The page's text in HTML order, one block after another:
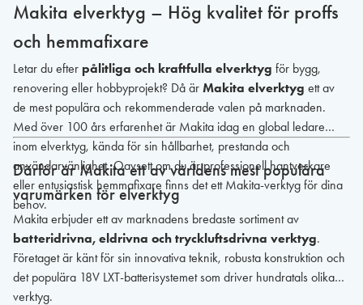
Makita elverktyg – Hög kvalitet för proffs
och hemmafixare
Letar du efter pålitliga och kraftfulla elverktyg för bygg,
renovering eller hobbyprojekt? Då är Makita elverktyg ett av
de mest populära och rekommenderade valen på marknaden.
Med över 100 års erfarenhet är Makita idag en global ledare
inom elverktyg, kända för sin hållbarhet, prestanda och
användarvänlighet. Oavsett om du är professionell hantverkare
eller entusiastisk hemmafixare finns det ett Makita-verktyg för dina
behov.
Därför är Makita ett av världens mest populära
varumärken för elverktyg
Makita erbjuder ett av marknadens bredaste sortiment av
batteridrivna, eldrivna och tryckluftsdrivna verktyg.
Företaget är känt för sin innovativa teknik, robusta konstruktion och
det populära 18V LXT-batterisystemet som driver hundratals olika
verktyg.